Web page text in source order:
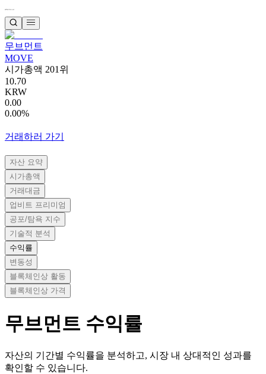
무브먼트
MOVE
시가총액 201위
10.70
KRW
0.00
0.00%
거래하러 가기
자산 요약
시가총액
거래대금
업비트 프리미엄
공포/탐욕 지수
기술적 분석
수익률
변동성
블록체인상 활동
블록체인상 가격
무브먼트 수익률
자산의 기간별 수익률을 분석하고, 시장 내 상대적인 성과를
확인할 수 있습니다.